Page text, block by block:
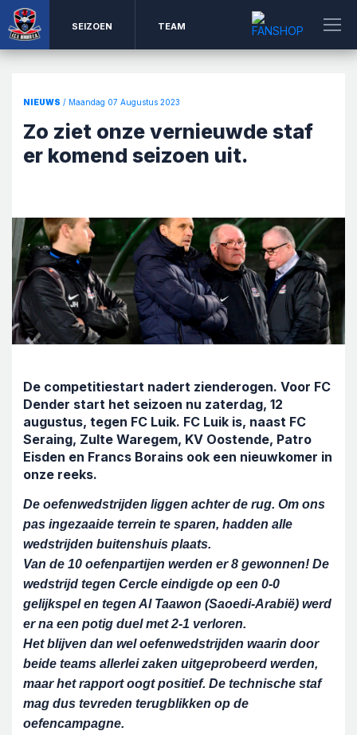
SEIZOEN TEAM
NIEUWS / Maandag 07 Augustus 2023
Zo ziet onze vernieuwde staf
er komend seizoen uit.
De competitiestart nadert zienderogen. Voor FC
Dender start het seizoen nu zaterdag, 12
augustus, tegen FC Luik. FC Luik is, naast FC
Seraing, Zulte Waregem, KV Oostende, Patro
Eisden en Francs Borains ook een nieuwkomer in
onze reeks.
De oefenwedstrijden liggen achter de rug. Om ons
pas ingezaaide terrein te sparen, hadden alle
wedstrijden buitenshuis plaats.
Van de 10 oefenpartijen werden er 8 gewonnen! De
wedstrijd tegen Cercle eindigde op een 0-0
gelijkspel en tegen Al Taawon (Saoedi-Arabië) werd
er na een potig duel met 2-1 verloren.
Het blijven dan wel oefenwedstrijden waarin door
beide teams allerlei zaken uitgeprobeerd werden,
maar het rapport oogt positief. De technische staf
mag dus tevreden terugblikken op de
oefencampagne.